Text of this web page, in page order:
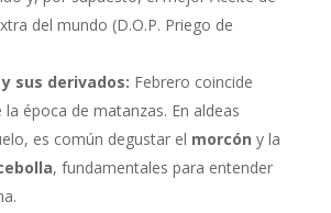
del mundo (D.O.P. Priego de
sus derivados: Febrero coincide
la época de matanzas. En aldeas
es común degustar el morcón y la
, fundamentales para entender